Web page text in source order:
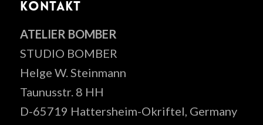
KONTAKT
ATELIER BOMBER
STUDIO BOMBER
Helge W. Steinmann
Taunusstr. 8 HH
D-65719 Hattersheim-Okriftel, Germany